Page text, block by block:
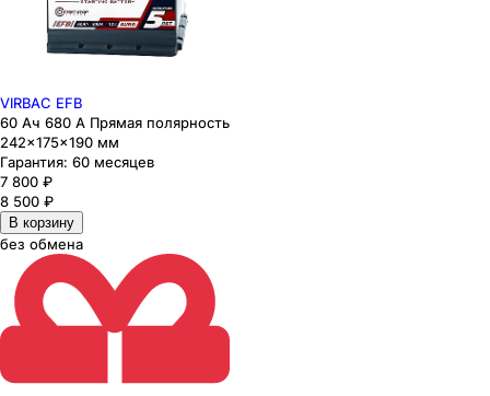
VIRBAC EFB
60 Ач 680 А Прямая полярность
242×175×190 мм
Гарантия: 60 месяцев
7 800 ₽
8 500 ₽
В корзину
без обмена